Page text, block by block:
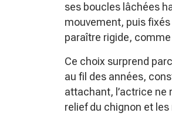
ses boucles lâchées
mouvement, puis
paraître rigide,
Ce choix surprend
au fil des années,
attachant, l’actrice ne
relief du chignon et